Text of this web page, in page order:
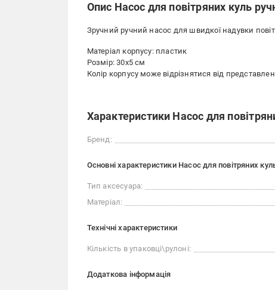
Опис Насос для повітряних куль
Зручний ручний насос для швидкої надувки
Матеріал корпусу: пластик
Розмір: 30х5 см
Колір корпусу може відрізнятися від
Характеристики Насос для
Бренд:
Основні характеристики Насос для повітряних
Тип аксесуара:
Матеріал:
Технічні характеристики
Кількість в упаковці\рулоні:
Додаткова інформація